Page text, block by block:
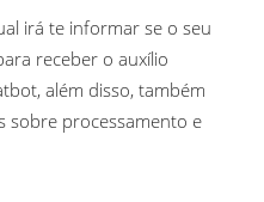
irá te informar se o seu
receber o auxílio
além disso, também
sobre processamento e